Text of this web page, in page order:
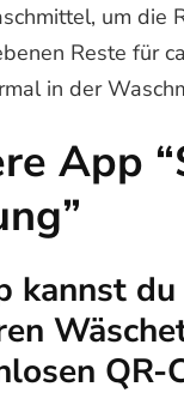
um die
Reste für
in der
App
kannst
QR-